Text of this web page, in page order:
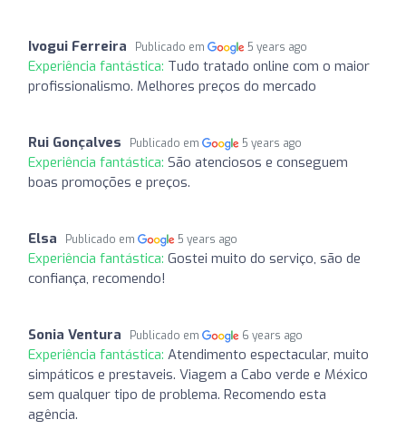
Ivogui Ferreira Publicado em 5 years ago
Experiência fantástica: Tudo tratado online com o maior
profissionalismo. Melhores preços do mercado
Rui Gonçalves Publicado em 5 years ago
Experiência fantástica: São atenciosos e conseguem
boas promoções e preços.
Elsa Publicado em 5 years ago
Experiência fantástica: Gostei muito do serviço, são de
confiança, recomendo!
Sonia Ventura Publicado em 6 years ago
Experiência fantástica: Atendimento espectacular, muito
simpáticos e prestaveis. Viagem a Cabo verde e México
sem qualquer tipo de problema. Recomendo esta
agência.